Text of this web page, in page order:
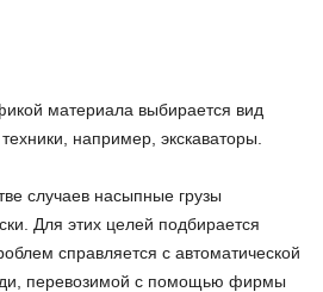
материала выбирается вид
например, экскаваторы.
случаев насыпные грузы
Для этих целей подбирается
справляется с автоматической
перевозимой с помощью фирмы